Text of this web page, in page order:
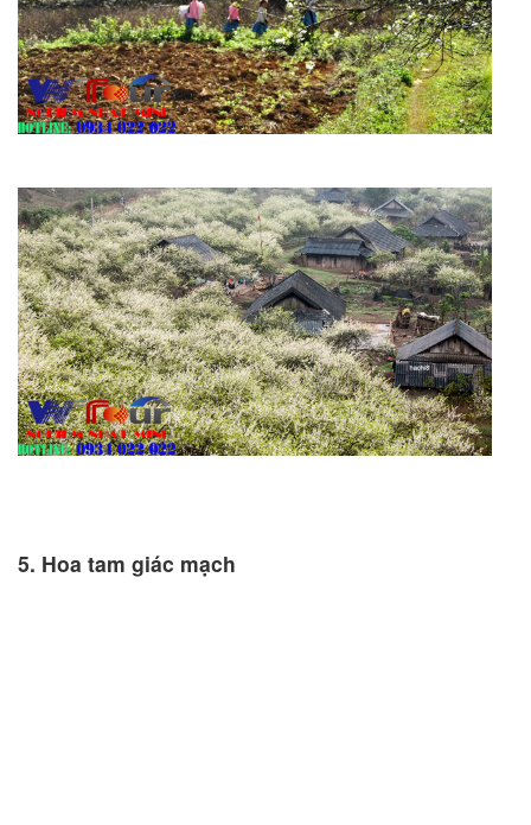
5. Hoa tam giác mạch